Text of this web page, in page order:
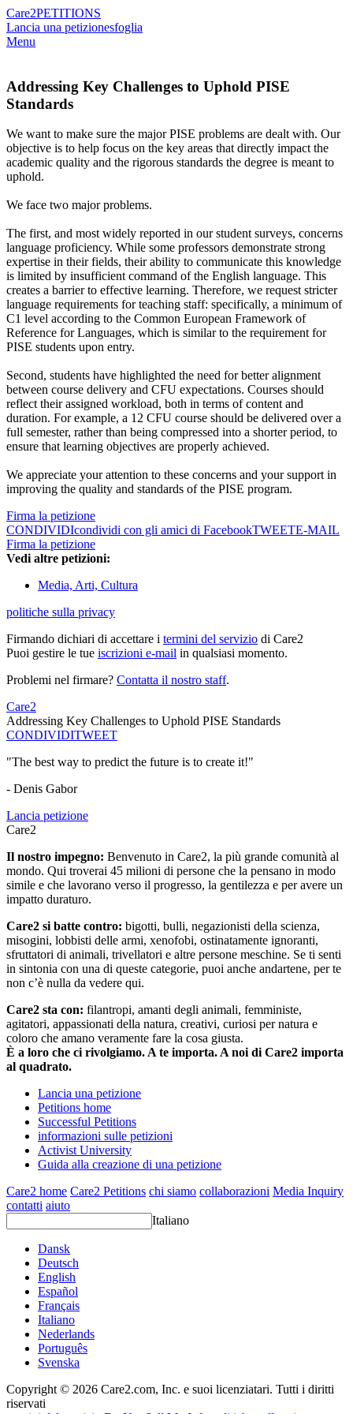
Care2PETITIONS
Lancia una petizionesfoglia
Menu
Addressing Key Challenges to Uphold PISE
Standards
We want to make sure the major PISE problems are dealt with. Our
objective is to help focus on the key areas that directly impact the
academic quality and the rigorous standards the degree is meant to
uphold.
We face two major problems.
The first, and most widely reported in our student surveys, concerns
language proficiency. While some professors demonstrate strong
expertise in their fields, their ability to communicate this knowledge
is limited by insufficient command of the English language. This
creates a barrier to effective learning. Therefore, we request stricter
language requirements for teaching staff: specifically, a minimum of
C1 level according to the Common European Framework of
Reference for Languages, which is similar to the requirement for
PISE students upon entry.
Second, students have highlighted the need for better alignment
between course delivery and CFU expectations. Courses should
reflect their assigned workload, both in terms of content and
duration. For example, a 12 CFU course should be delivered over a
full semester, rather than being compressed into a shorter period, to
ensure that learning objectives are properly achieved.
We appreciate your attention to these concerns and your support in
improving the quality and standards of the PISE program.
Firma la petizione
CONDIVIDIcondividi con gli amici di FacebookTWEETE-MAIL
Firma la petizione
Vedi altre petizioni:
Media, Arti, Cultura
politiche sulla privacy
Firmando dichiari di accettare i termini del servizio di Care2
Puoi gestire le tue iscrizioni e-mail in qualsiasi momento.
Problemi nel firmare? Contatta il nostro staff.
Care2
Addressing Key Challenges to Uphold PISE Standards
CONDIVIDITWEET
"The best way to predict the future is to create it!"
- Denis Gabor
Lancia petizione
Care2
Il nostro impegno: Benvenuto in Care2, la più grande comunità al
mondo. Qui troverai 45 milioni di persone che la pensano in modo
simile e che lavorano verso il progresso, la gentilezza e per avere un
impatto duraturo.
Care2 si batte contro: bigotti, bulli, negazionisti della scienza,
misogini, lobbisti delle armi, xenofobi, ostinatamente ignoranti,
sfruttatori di animali, trivellatori e altre persone meschine. Se ti senti
in sintonia con una di queste categorie, puoi anche andartene, per te
non c’è nulla da vedere qui.
Care2 sta con: filantropi, amanti degli animali, femministe,
agitatori, appassionati della natura, creativi, curiosi per natura e
coloro che amano veramente fare la cosa giusta.
È a loro che ci rivolgiamo. A te importa. A noi di Care2 importa
al quadrato.
Lancia una petizione
Petitions home
Successful Petitions
informazioni sulle petizioni
Activist University
Guida alla creazione di una petizione
Care2 home Care2 Petitions chi siamo collaborazioni Media Inquiry
contatti aiuto
Italiano
Dansk
Deutsch
English
Español
Français
Italiano
Nederlands
Português
Svenska
Copyright © 2026 Care2.com, Inc. e suoi licenziatari. Tutti i diritti
riservati